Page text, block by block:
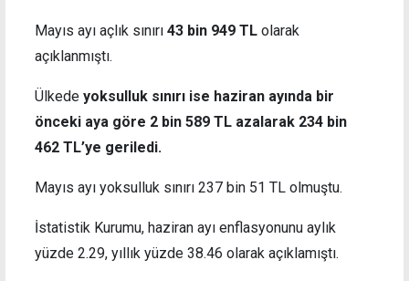
Mayıs ayı açlık sınırı 43 bin 949 TL olarak
açıklanmıştı.
Ülkede yoksulluk sınırı ise haziran ayında bir
önceki aya göre 2 bin 589 TL azalarak 234 bin
462 TL’ye geriledi.
Mayıs ayı yoksulluk sınırı 237 bin 51 TL olmuştu.
İstatistik Kurumu, haziran ayı enflasyonunu aylık
yüzde 2.29, yıllık yüzde 38.46 olarak açıklamıştı.